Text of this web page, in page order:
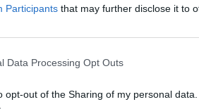
Participants that may further disclose it to
Data Processing Opt Outs
opt-out of the Sharing of my personal data.
(1–0), három perccel